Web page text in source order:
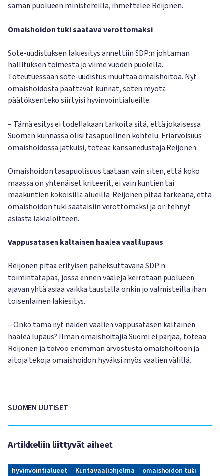
saman puolueen ministereillä, ihmettelee Reijonen.
Omaishoidon tuki saatava verottomaksi
Sote-uudistuksen lakiesitys annettiin SDP:n johtaman
hallituksen toimesta jo viime vuoden puolella.
Toteutuessaan sote-uudistus muuttaa omaishoitoa. Nyt
omaishoidosta päättävät kunnat, soten myötä
päätöksenteko siirtyisi hyvinvointialueille.
– Tämä esitys ei todellakaan tarkoita sitä, että jokaisessa
Suomen kunnassa olisi tasapuolinen kohtelu. Eriarvoisuus
omaishoidossa jatkuisi, toteaa kansanedustaja Reijonen.
Omaishoidon tasapuolisuus taataan vain siten, että koko
maassa on yhtenäiset kriteerit, ei vain kuntien tai
maakuntien kokoisilla alueilla. Reijonen pitää tärkeänä, että
omaishoidon tuki saataisiin verottomaksi ja on tehnyt
asiasta lakialoitteen.
Vappusatasen kaltainen haalea vaalilupaus
Reijonen pitää erityisen paheksuttavana SDP:n
toimintatapaa, jossa ennen vaaleja kerrotaan puolueen
ajavan yhtä asiaa vaikka taustalla onkin jo valmisteilla ihan
toisenlainen lakiesitys.
– Onko tämä nyt näiden vaalien vappusatasen kaltainen
haalea lupaus? Ilman omaishoitajia Suomi ei pärjää, toteaa
Reijonen ja toivoo enemmän arvostusta omaishoitoon ja
aitoja tekoja omaishoidon hyväksi myös vaalien välillä.
SUOMEN UUTISET
Artikkeliin liittyvät aiheet
hyvinvointialueet Kuntavaaliohjelma
omaishoidon tuki